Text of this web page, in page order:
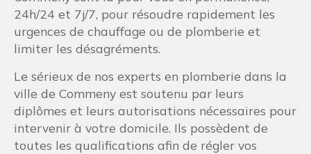
24h/24 et 7j/7, pour résoudre rapidement les
urgences de chauffage ou de plomberie et
limiter les désagréments.
Le sérieux de nos experts en plomberie dans la
ville de Commeny est soutenu par leurs
diplômes et leurs autorisations nécessaires pour
intervenir à votre domicile. Ils possèdent de
toutes les qualifications afin de régler vos